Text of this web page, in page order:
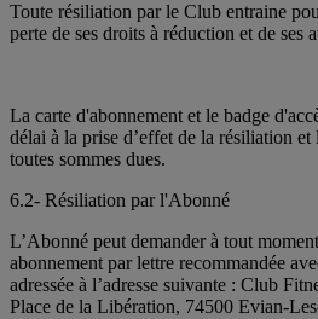
Toute résiliation par le Club entraine
perte de ses droits à réduction et de ses
La carte d'abonnement et le badge
délai à la prise d’effet de la résiliation
toutes sommes dues.
6.2- Résiliation par l'Abonné
L’Abonné peut demander à tout
abonnement par lettre recommandée
adressée à l’adresse suivante : Club
Place de la Libération, 74500 Evian-